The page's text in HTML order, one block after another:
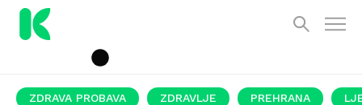
ZDRAVA PROBAVA ZDRAVLJE PREHRANA